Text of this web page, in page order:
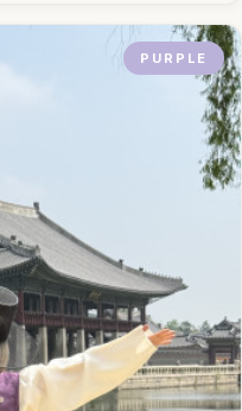
PURPLE